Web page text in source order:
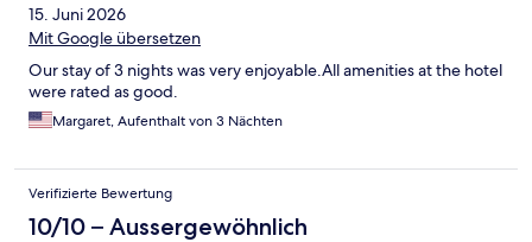
15. Juni 2026
Mit Google übersetzen
Our stay of 3 nights was very enjoyable.All amenities at the hotel
were rated as good.
Margaret, Aufenthalt von 3 Nächten
Verifizierte Bewertung
10/10 – Aussergewöhnlich